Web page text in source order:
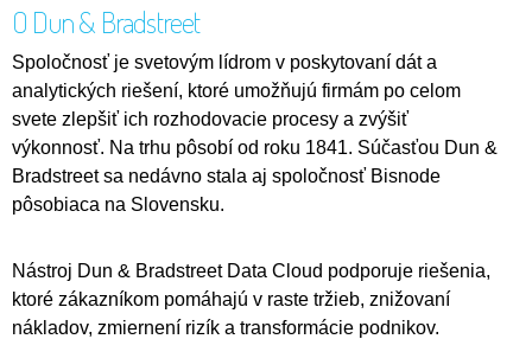
O Dun & Bradstreet
Spoločnosť je svetovým lídrom v poskytovaní dát a
analytických riešení, ktoré umožňujú firmám po celom
svete zlepšiť ich rozhodovacie procesy a zvýšiť
výkonnosť. Na trhu pôsobí od roku 1841. Súčasťou Dun &
Bradstreet sa nedávno stala aj spoločnosť Bisnode
pôsobiaca na Slovensku.
Nástroj Dun & Bradstreet Data Cloud podporuje riešenia,
ktoré zákazníkom pomáhajú v raste tržieb, znižovaní
nákladov, zmiernení rizík a transformácie podnikov.